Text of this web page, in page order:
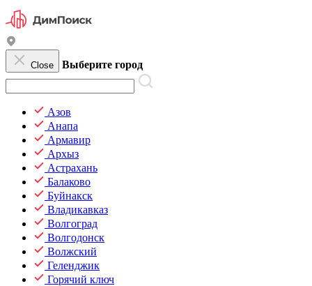
Close Выберите город
Азов
Анапа
Армавир
Архыз
Астрахань
Балаково
Буйнакск
Владикавказ
Волгоград
Волгодонск
Волжский
Геленджик
Горячий ключ